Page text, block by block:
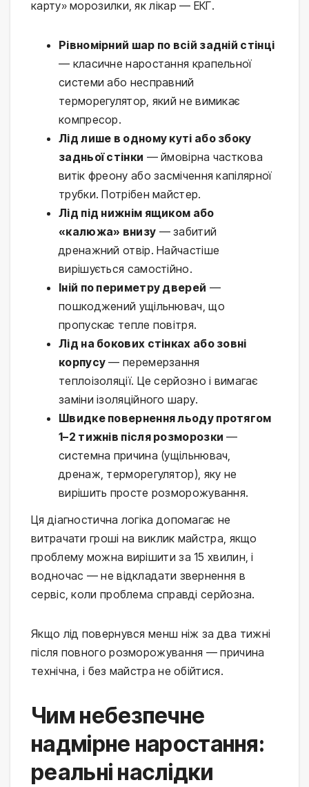
карту» морозилки, як лікар — ЕКГ.
Рівномірний шар по всій задній стінці
— класичне наростання крапельної
системи або несправний
терморегулятор, який не вимикає
компресор.
Лід лише в одному куті або збоку
задньої стінки — ймовірна часткова
витік фреону або засмічення капілярної
трубки. Потрібен майстер.
Лід під нижнім ящиком або
«калюжа» внизу — забитий
дренажний отвір. Найчастіше
вирішується самостійно.
Іній по периметру дверей —
пошкоджений ущільнювач, що
пропускає тепле повітря.
Лід на бокових стінках або зовні
корпусу — перемерзання
теплоізоляції. Це серйозно і вимагає
заміни ізоляційного шару.
Швидке повернення льоду протягом
1–2 тижнів після розморозки —
системна причина (ущільнювач,
дренаж, терморегулятор), яку не
вирішить просте розморожування.
Ця діагностична логіка допомагає не
витрачати гроші на виклик майстра, якщо
проблему можна вирішити за 15 хвилин, і
водночас — не відкладати звернення в
сервіс, коли проблема справді серйозна.
Якщо лід повернувся менш ніж за два тижні
після повного розморожування — причина
технічна, і без майстра не обійтися.
Чим небезпечне
надмірне наростання:
реальні наслідки